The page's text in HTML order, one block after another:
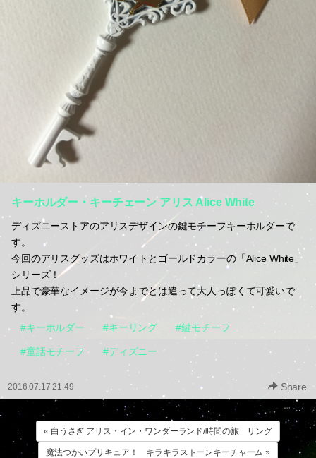
キーホルダー・キーチェーン アリス Alice White
ディズニーストアのアリスデザインの鍵モチーフキーホルダーで
す。
今回のアリスグッズはホワイトとゴールドカラーの「Alice White」
シリーズ！
上品で豪華なイメージが今までとは違って大人っぽくて可愛いで
す。
#キーホルダー
#キーリング #鍵モチーフ
#童話モチーフ #ディズニー
2016.07.17 21:49 Share
« 白うさぎ アリス・イン・ワンダーランド/時間の旅 リング
魔法つかいプリキュア！ キラキラストーンキーチャーム »